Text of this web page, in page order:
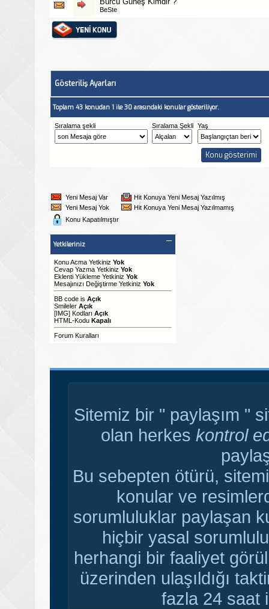
BeSte
Gösteriliş Ayarları
Toplam 43 konudan 1 ile 30 arasındaki konular gösteriliyor.
Sıralama şekli Sıralama Şekli Yaş
Yeni Mesaj Var
Hit Konuya Yeni Mesaj Yazılmış
Yeni Mesaj Yok
Hit Konuya Yeni Mesaj Yazılmamış
Konu Kapatılmıştır
Yetkileriniz
Konu Acma Yetkiniz Yok
Cevap Yazma Yetkiniz Yok
Eklenti Yükleme Yetkiniz Yok
Mesajınızı Değiştirme Yetkiniz Yok
BB code is Açık
Smileler Açık
[IMG] Kodları Açık
HTML-Kodu Kapalı
Forum Kuralları
Sitemiz bir " paylaşım "
olan herkes kontrol
Bu sebepten ötürü,
konular ve
sorumluluklar paylaşan
hiçbir yasal
herhangi bir faaliyet
üzerinden ulaşıldığı
fazla 24 saat